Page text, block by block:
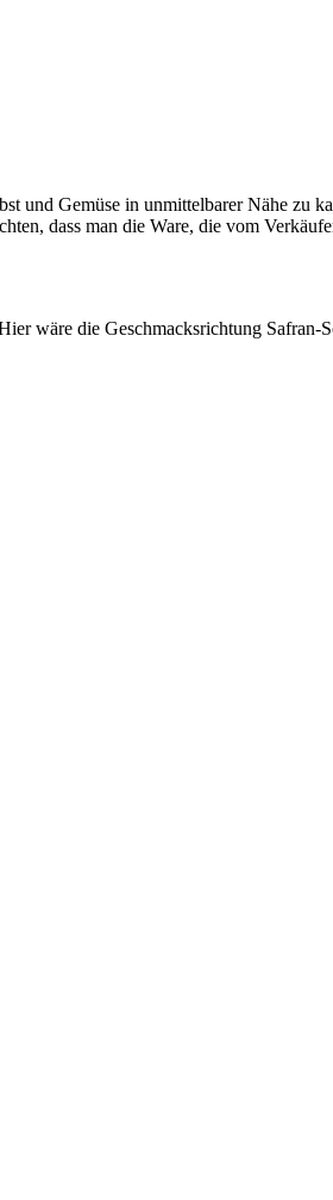
und Gemüse in unmittelbarer Nähe zu
dass man die Ware, die vom
wäre die Geschmacksrichtung